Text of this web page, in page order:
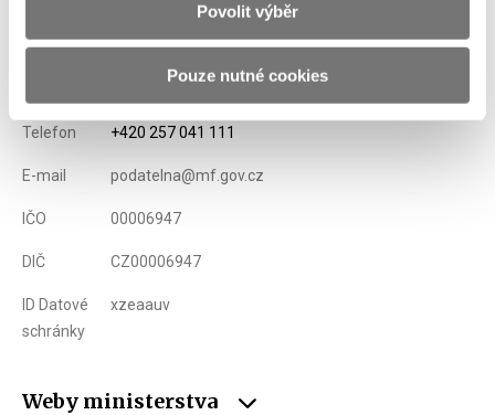
Povolit výběr
Pouze nutné cookies
Ministerstvo financí ČR
Telefon +420 257 041 111
E-mail podatelna@mf.gov.cz
IČO 00006947
DIČ CZ00006947
ID Datové
schránky
xzeaauv
Weby ministerstva